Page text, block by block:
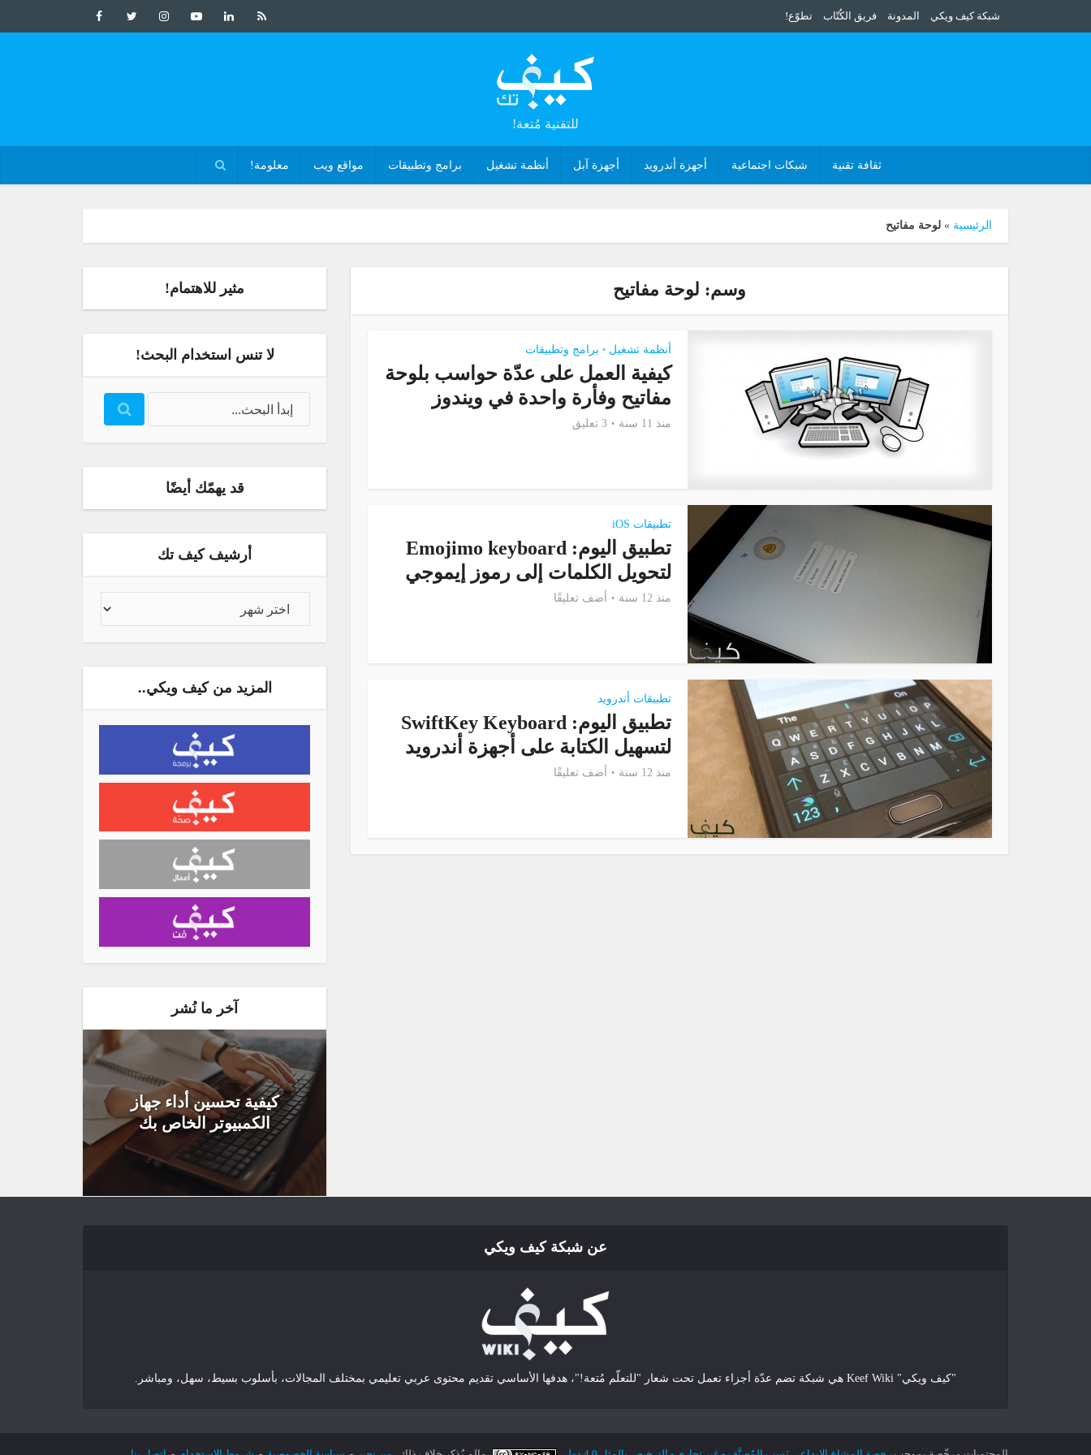
شبكة كيف ويكي المدونة فريق الكُتّاب تطوّع!
للتقنية مُتعة!
ثقافة تقنية شبكات اجتماعية أجهزة أندرويد أجهزة آبل أنظمة تشغيل برامج وتطبيقات مواقع ويب معلومة!
الرئيسية » لوحة مفاتيح
مثير للاهتمام!
لا تنس استخدام البحث!
قد يهمّك أيضًا
أرشيف كيف تك
المزيد من كيف ويكي..
آخر ما نُشر
كيفية تحسين أداء جهاز
الكمبيوتر الخاص بك
وسم: لوحة مفاتيح
أنظمة تشغيل • برامج وتطبيقات
كيفية العمل على عدّة حواسب بلوحة
مفاتيح وفأرة واحدة في ويندوز
منذ 11 سنة 3 تعليق
تطبيقات iOS
تطبيق اليوم: Emojimo keyboard
لتحويل الكلمات إلى رموز إيموجي
منذ 12 سنة أضف تعليقًا
تطبيقات أندرويد
تطبيق اليوم: SwiftKey Keyboard
لتسهيل الكتابة على أجهزة أندرويد
منذ 12 سنة أضف تعليقًا
عن شبكة كيف ويكي
"كيف ويكي" Keef Wiki هي شبكة تضم عدّة أجزاء تعمل تحت شعار "للتعلّم مُتعة!"، هدفها الأساسي تقديم محتوى عربي تعليمي بمختلف المجالات، بأسلوب بسيط، سهل، ومباشر.